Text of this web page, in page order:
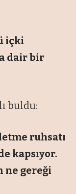
içki
dair bir
buldu:
ruhsatı
kapsıyor.
ne gereği